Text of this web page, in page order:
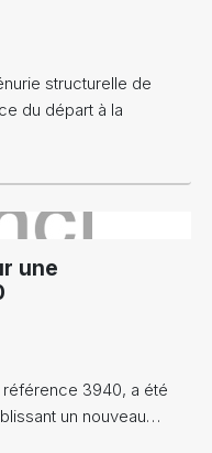
structurelle de
du départ à la
une
référence 3940, a été
un nouveau…